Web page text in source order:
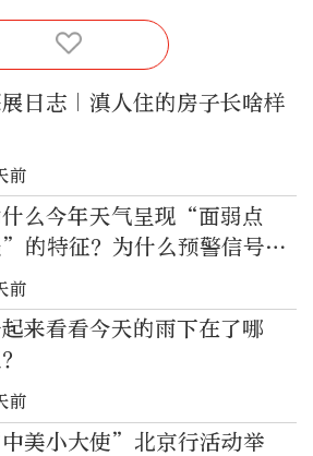
日志｜滇人住的房子长啥样
前
么今年天气呈现“面弱点
的特征？为什么预警信号发
没有下雨？快来一起看看！
前
来看看今天的雨下在了哪
前
中美小大使”北京行活动举